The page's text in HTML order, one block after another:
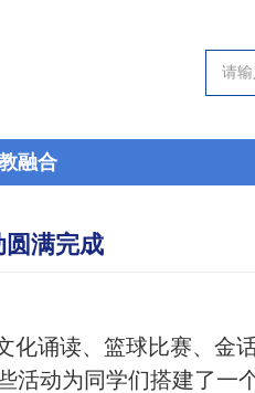
融合
圆满完成
化诵读、篮球比赛、金
活动为同学们搭建了一